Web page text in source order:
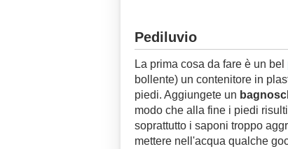
Pediluvio
La prima cosa da fare è un bel
bollente) un contenitore in
piedi. Aggiungete un
modo che alla fine i piedi
soprattutto i saponi troppo
mettere nell'acqua qualche